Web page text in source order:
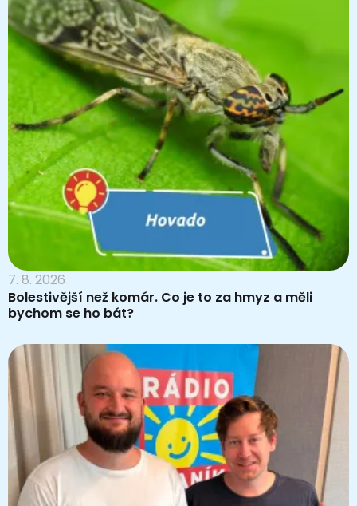
7. 8. 2026
Bolestivější než komár. Co je to za hmyz a měli
bychom se ho bát?